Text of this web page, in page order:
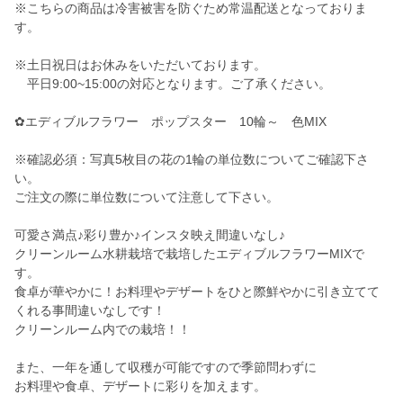
※こちらの商品は冷害被害を防ぐため常温配送となっておりま
す。
※土日祝日はお休みをいただいております。
平日9:00~15:00の対応となります。ご了承ください。
✿エディブルフラワー ポップスター 10輪～ 色MIX
※確認必須：写真5枚目の花の1輪の単位数についてご確認下さ
い。
ご注文の際に単位数について注意して下さい。
可愛さ満点♪彩り豊か♪インスタ映え間違いなし♪
クリーンルーム水耕栽培で栽培したエディブルフラワーMIXで
す。
食卓が華やかに！お料理やデザートをひと際鮮やかに引き立てて
くれる事間違いなしです！
クリーンルーム内での栽培！！
また、一年を通して収穫が可能ですので季節問わずに
お料理や食卓、デザートに彩りを加えます。